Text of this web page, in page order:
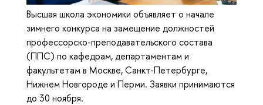
Высшая школа экономики объявляет о начале
зимнего конкурса на замещение должностей
профессорско-преподавательского состава
(ППС) по кафедрам, департаментам и
факультетам в Москве, Санкт-Петербурге,
Нижнем Новгороде и Перми. Заявки принимаются
до 30 ноября.